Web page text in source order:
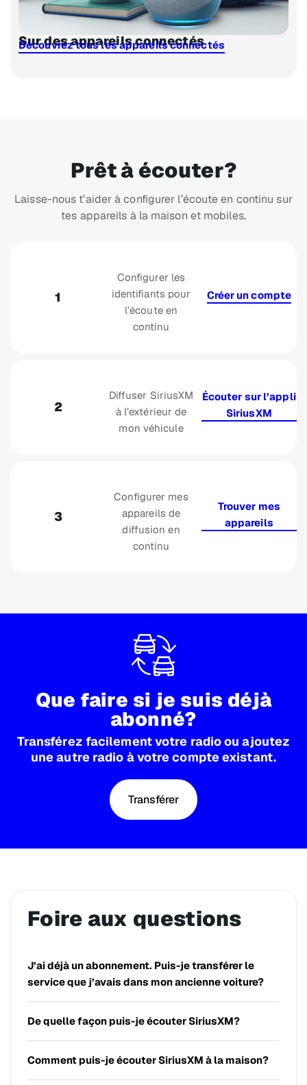
Sur des appareils connectés
Découvrez tous les appareils connectés
Prêt à écouter?
Laisse-nous t’aider à configurer l’écoute en continu sur
tes appareils à la maison et mobiles.
1
Configurer les
identifiants pour
l’écoute en
continu
Créer un compte
2
Diffuser SiriusXM
à l’extérieur de
mon véhicule
Écouter sur l’appli
SiriusXM
3
Configurer mes
appareils de
diffusion en
continu
Trouver mes
appareils
Que faire si je suis déjà
abonné?
Transférez facilement votre radio ou ajoutez
une autre radio à votre compte existant.
Transférer
Foire aux questions
J’ai déjà un abonnement. Puis-je transférer le
service que j’avais dans mon ancienne voiture?
De quelle façon puis-je écouter SiriusXM?
Comment puis-je écouter SiriusXM à la maison?